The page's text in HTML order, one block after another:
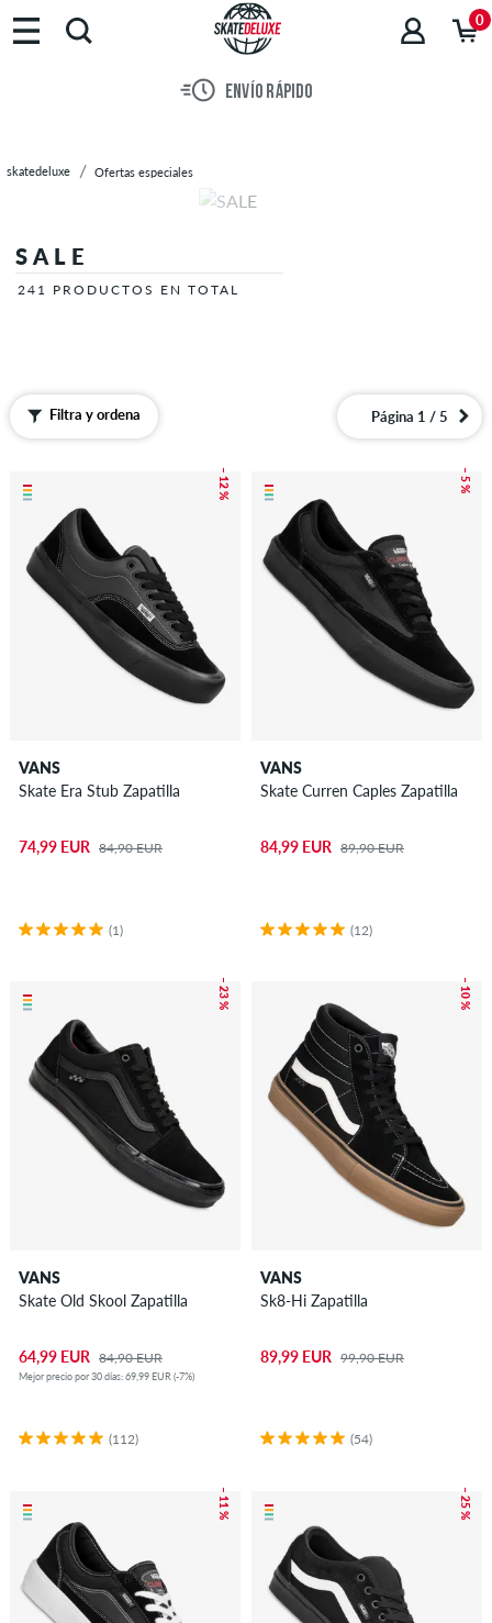
Marcas
Skateboards
Sale
0
ENVÍO RÁPIDO
skatedeluxe Ofertas especiales
SALE
241 PRODUCTOS EN TOTAL
Filtra y ordena Página 1 / 5
– 12 %
VANS
Skate Era Stub Zapatilla
74,99 EUR 84,90 EUR
(1)
– 5 %
VANS
Skate Curren Caples Zapatilla
84,99 EUR 89,90 EUR
(12)
– 23 %
VANS
Skate Old Skool Zapatilla
64,99 EUR 84,90 EUR
Mejor precio por 30 días: 69,99 EUR (-7%)
(112)
– 10 %
VANS
Sk8-Hi Zapatilla
89,99 EUR 99,90 EUR
(54)
– 11 % – 25 %